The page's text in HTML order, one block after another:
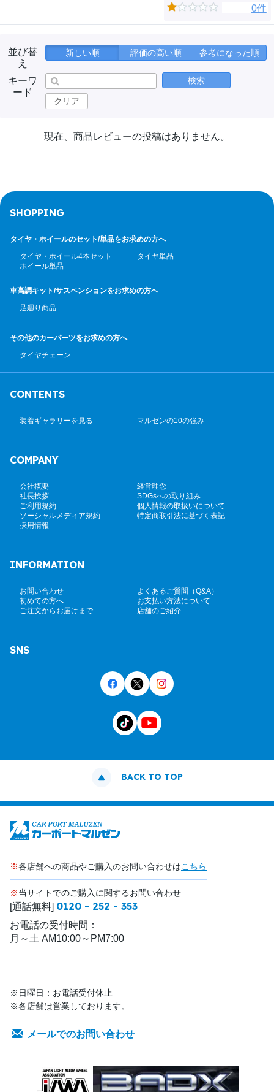
0件
並び替
え
新しい順 評価の高い順 参考になった順
キーワ
ード
検索
クリア
現在、商品レビューの投稿はありません。
SHOPPING
タイヤ・ホイールのセット/単品をお求めの方へ
タイヤ・ホイール4本セット
タイヤ単品
ホイール単品
車高調キット/サスペンションをお求めの方へ
足廻り商品
その他のカーパーツをお求めの方へ
タイヤチェーン
CONTENTS
装着ギャラリーを見る マルゼンの10の強み
COMPANY
会社概要
経営理念
社長挨拶
SDGsへの取り組み
ご利用規約
個人情報の取扱いについて
ソーシャルメディア規約
特定商取引法に基づく表記
採用情報
INFORMATION
お問い合わせ
よくあるご質問（Q&A）
初めての方へ
お支払い方法について
ご注文からお届けまで
店舗のご紹介
SNS
BACK TO TOP
※各店舗への商品やご購入のお問い合わせはこちら
※当サイトでのご購入に関するお問い合わせ
[通話無料] 0120 - 252 - 353
お電話の受付時間：
月～土 AM10:00～PM7:00
※日曜日：お電話受付休止
※各店舗は営業しております。
メールでのお問い合わせ